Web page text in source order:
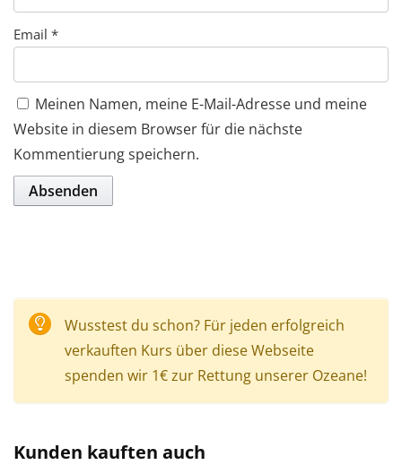
Email *
Meinen Namen, meine E-Mail-Adresse und meine
Website in diesem Browser für die nächste
Kommentierung speichern.
Wusstest du schon? Für jeden erfolgreich
verkauften Kurs über diese Webseite
spenden wir 1€ zur Rettung unserer Ozeane!
Kunden kauften auch